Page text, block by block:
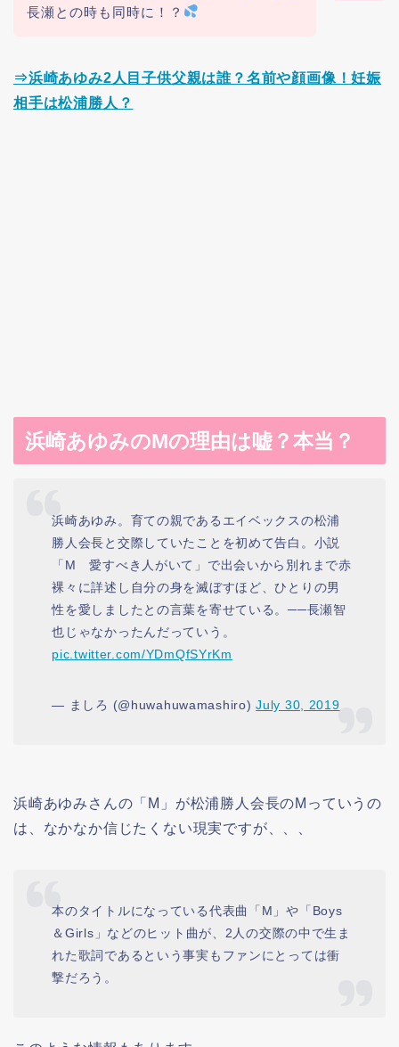
長瀬との時も同時に！？
⇒浜崎あゆみ2人目子供父親は誰？名前や顔画像！妊娠
相手は松浦勝人？
浜崎あゆみのMの理由は嘘？本当？
浜崎あゆみ。育ての親であるエイベックスの松浦
勝人会長と交際していたことを初めて告白。小説
「M 愛すべき人がいて」で出会いから別れまで赤
裸々に詳述し自分の身を滅ぼすほど、ひとりの男
性を愛しましたとの言葉を寄せている。──長瀬智
也じゃなかったんだっていう。
pic.twitter.com/YDmQfSYrKm
— ましろ (@huwahuwamashiro)July 30, 2019
浜崎あゆみさんの「M」が松浦勝人会長のMっていうの
は、なかなか信じたくない現実ですが、、、
本のタイトルになっている代表曲「M」や「Boys
＆Girls」などのヒット曲が、2人の交際の中で生ま
れた歌詞であるという事実もファンにとっては衝
撃だろう。